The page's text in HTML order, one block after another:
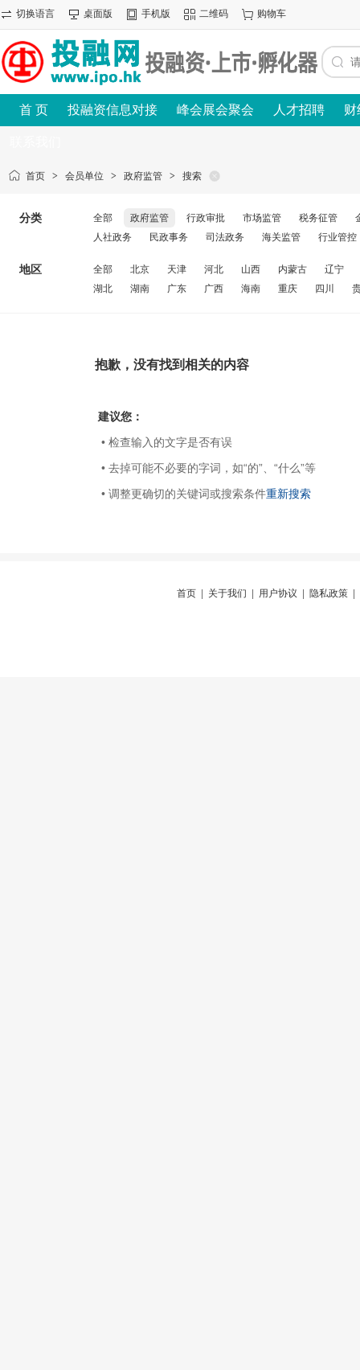
切换语言 桌面版 手机版 二维码 购物车
首 页 投融资信息对接 峰会展会聚会 人才招聘 财
首页 > 会员单位 > 政府监管 > 搜索
分类 全部 政府监管 行政审批 市场监管 税务征管
人社政务
民政事务 司法政务 海关监管 行业管控
地区 全部 北京 天津 河北 山西 内蒙古
辽宁
湖北
湖南 广东 广西 海南 重庆 四川
抱歉，没有找到相关的内容
建议您：
• 检查输入的文字是否有误
• 去掉可能不必要的字词，如“的”、“什么”等
• 调整更确切的关键词或搜索条件重新搜索
首页 关于我们 用户协议 隐私政策